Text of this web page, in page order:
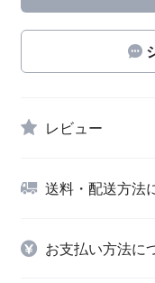
レビュー
送料・配送方法
お支払い方法に